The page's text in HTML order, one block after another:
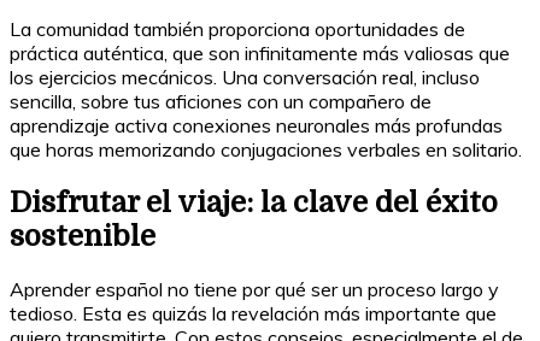
La comunidad también proporciona oportunidades de
práctica auténtica, que son infinitamente más valiosas que
los ejercicios mecánicos. Una conversación real, incluso
sencilla, sobre tus aficiones con un compañero de
aprendizaje activa conexiones neuronales más profundas
que horas memorizando conjugaciones verbales en solitario.
Disfrutar el viaje: la clave del éxito
sostenible
Aprender español no tiene por qué ser un proceso largo y
tedioso. Esta es quizás la revelación más importante que